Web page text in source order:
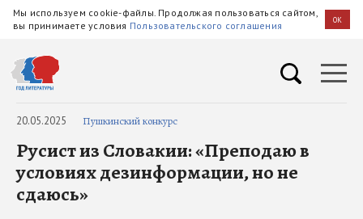
Мы используем cookie-файлы. Продолжая пользоваться сайтом,
вы принимаете условия Пользовательского соглашения OK
20.05.2025 Пушкинский конкурс
Русист из Словакии: «Преподаю в
условиях дезинформации, но не
сдаюсь»